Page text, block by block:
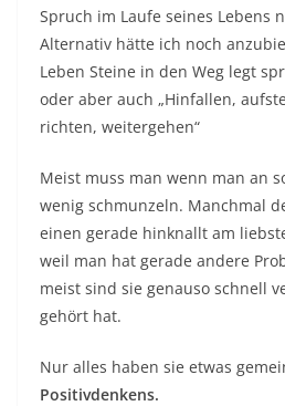
Spruch im Laufe seines Lebens
Alternativ hätte ich noch
Leben Steine in den Weg legt
oder aber auch „Hinfallen,
richten, weitergehen“
Meist muss man wenn man an
wenig schmunzeln. Manchmal
einen gerade hinknallt am
weil man hat gerade andere
meist sind sie genauso schnell
gehört hat.
Nur alles haben sie etwas
Positivdenkens.